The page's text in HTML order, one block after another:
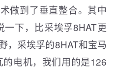
做到了垂直整合。其中
一下，比采埃孚8HAT更
，采埃孚的8HAT和宝马
电机，我们用的是126